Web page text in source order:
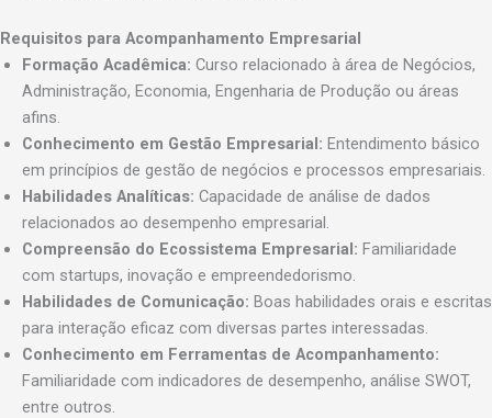
Requisitos para Acompanhamento Empresarial
Formação Acadêmica: Curso relacionado à área de Negócios,
Administração, Economia, Engenharia de Produção ou áreas
afins.
Conhecimento em Gestão Empresarial: Entendimento básico
em princípios de gestão de negócios e processos empresariais.
Habilidades Analíticas: Capacidade de análise de dados
relacionados ao desempenho empresarial.
Compreensão do Ecossistema Empresarial: Familiaridade
com startups, inovação e empreendedorismo.
Habilidades de Comunicação: Boas habilidades orais e escritas
para interação eficaz com diversas partes interessadas.
Conhecimento em Ferramentas de Acompanhamento:
Familiaridade com indicadores de desempenho, análise SWOT,
entre outros.